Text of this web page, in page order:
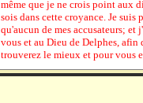
même que je ne crois point aux
sois dans cette croyance. Je suis
qu'aucun de mes accusateurs; et
vous et au Dieu de Delphes,
trouverez le mieux et pour vous